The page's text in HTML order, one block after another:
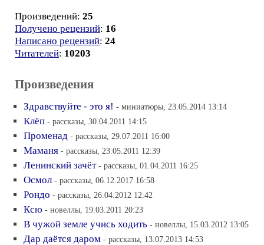
Произведений: 25
Получено рецензий: 16
Написано рецензий: 24
Читателей: 10203
Произведения
Здравствуйте - это я! - миниатюры, 23.05.2014 13:14
Клёп - рассказы, 30.04.2011 14:15
Променад - рассказы, 29.07.2011 16:00
Маманя - рассказы, 23.05.2011 12:39
Ленинский зачёт - рассказы, 01.04.2011 16:25
Осмол - рассказы, 06.12.2017 16:58
Рондо - рассказы, 26.04.2012 12:42
Ксю - новеллы, 19.03.2011 20:23
В чужой земле учись ходить - новеллы, 15.03.2012 13:05
Дар даётся даром - рассказы, 13.07.2013 14:53